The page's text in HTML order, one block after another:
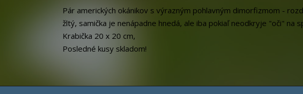
Pár amerických okánikov s výrazným pohlavným dimorfizmom -
žltý, samička je nenápadne hnedá, ale iba pokiaľ neodkryje "oči" na
Krabička 20 x 20 cm,
Posledné kusy skladom!